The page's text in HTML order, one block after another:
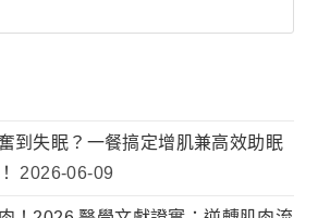
到失眠？一餐搞定增肌兼高效助眠
2026-06-09